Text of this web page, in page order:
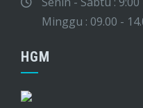
Minggu : 09.00 -
HGM